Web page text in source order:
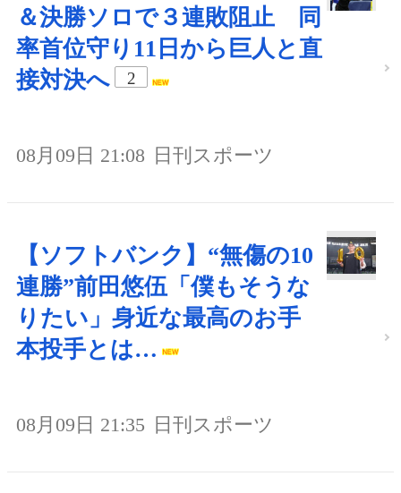
＆決勝ソロで３連敗阻止 同
率首位守り11日から巨人と直
接対決へ
2
08月09日 21:08 日刊スポーツ
【ソフトバンク】“無傷の10
連勝”前田悠伍「僕もそうな
りたい」身近な最高のお手
本投手とは…
08月09日 21:35 日刊スポーツ